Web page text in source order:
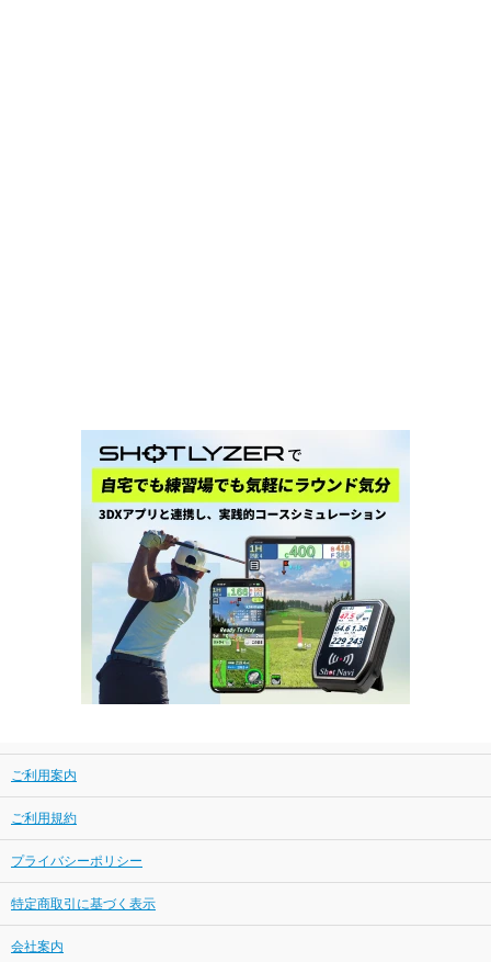
ご利用案内
ご利用規約
プライバシーポリシー
特定商取引に基づく表示
会社案内